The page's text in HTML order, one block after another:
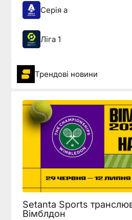
Серія а
Ліга 1
Трендові новини
Setanta Sports
Вімблдон